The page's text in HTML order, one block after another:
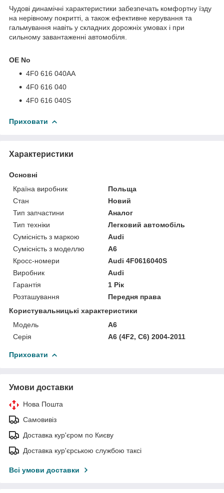
Чудові динамічні характеристики забезпечать комфортну їзду
на нерівному покритті, а також ефективне керування та
гальмування навіть у складних дорожніх умовах і при
сильному завантаженні автомобіля.
OE No
4F0 616 040AA
4F0 616 040
4F0 616 040S
Приховати
Характеристики
Основні
Країна виробник
Польща
Стан
Новий
Тип запчастини
Аналог
Тип техніки
Легковий автомобіль
Сумісність з маркою
Audi
Сумісність з моделлю
A6
Кросс-номери
Audi 4F0616040S
Виробник
Audi
Гарантія
1 Рік
Розташування
Передня права
Користувальницькі характеристики
Модель
A6
Серія
A6 (4F2, C6) 2004-2011
Приховати
Умови доставки
Нова Пошта
Самовивіз
Доставка кур'єром по Києву
Доставка кур'єрською службою таксі
Всі умови доставки